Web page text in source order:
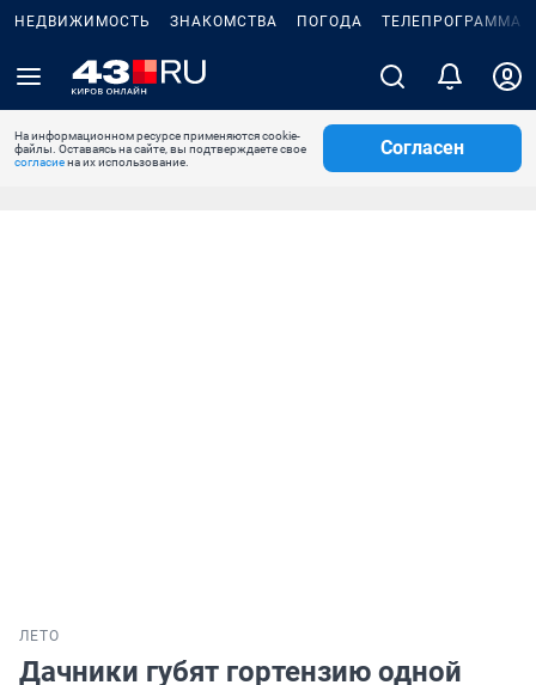
НЕДВИЖИМОСТЬ ЗНАКОМСТВА ПОГОДА ТЕЛЕПРОГРАММА
На информационном ресурсе применяются cookie-
файлы. Оставаясь на сайте, вы подтверждаете свое
согласиена их использование.
Согласен
ЛЕТО
Дачники губят гортензию одной